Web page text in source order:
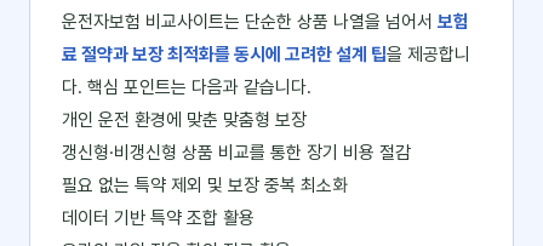
운전자보험 비교사이트는 단순한 상품 나열을 넘어서 보험
료 절약과 보장 최적화를 동시에 고려한 설계 팁을 제공합니
다. 핵심 포인트는 다음과 같습니다.
개인 운전 환경에 맞춘 맞춤형 보장
갱신형·비갱신형 상품 비교를 통한 장기 비용 절감
필요 없는 특약 제외 및 보장 중복 최소화
데이터 기반 특약 조합 활용